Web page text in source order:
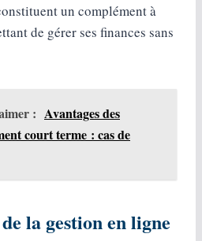
un complément à
de gérer ses finances sans
: Avantages des
court terme : cas de
la gestion en ligne